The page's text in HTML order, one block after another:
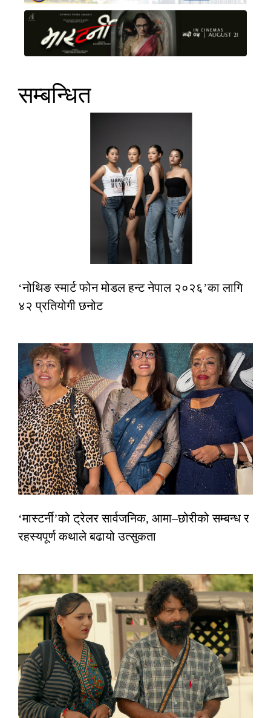
सम्बन्धित
‘नोथिङ स्मार्ट फोन मोडल हन्ट नेपाल २०२६’का लागि
४२ प्रतियोगी छनोट
‘मास्टर्नी’को ट्रेलर सार्वजनिक, आमा–छोरीको सम्बन्ध र
रहस्यपूर्ण कथाले बढायो उत्सुकता